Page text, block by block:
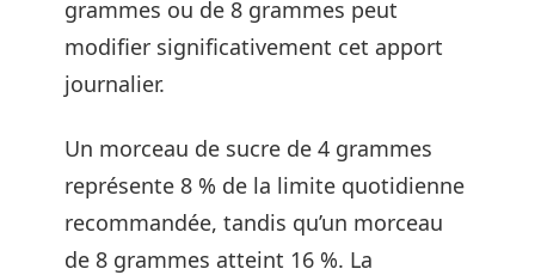
grammes ou de 8 grammes peut
modifier significativement cet apport
journalier.
Un morceau de sucre de 4 grammes
représente 8 % de la limite quotidienne
recommandée, tandis qu’un morceau
de 8 grammes atteint 16 %. La